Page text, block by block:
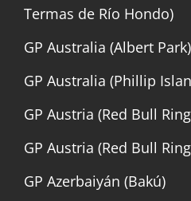
Termas de Río Hondo)
GP Australia (Albert Park)
GP Australia (Phillip
GP Austria (Red Bull
GP Austria (Red Bull
GP Azerbaiyán (Bakú)